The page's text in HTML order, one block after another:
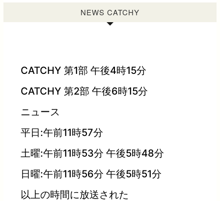
NEWS CATCHY
CATCHY 第1部 午後4時15分
CATCHY 第2部 午後6時15分
ニュース
平日:午前11時57分
土曜:午前11時53分 午後5時48分
日曜:午前11時56分 午後5時51分
以上の時間に放送された